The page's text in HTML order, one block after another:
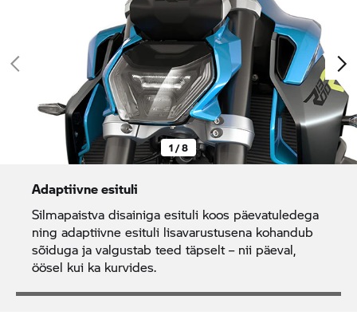
1 / 8
Adaptiivne esituli
Silmapaistva disainiga esituli koos päevatuledega
ning adaptiivne esituli lisavarustusena kohandub
sõiduga ja valgustab teed täpselt – nii päeval,
öösel kui ka kurvides.